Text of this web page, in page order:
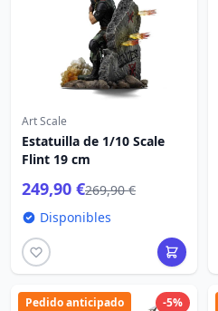
Art Scale
Estatuilla de 1/10 Scale
Flint 19 cm
249,90 €269,90 €
Disponibles
-5%
Pedido anticipado